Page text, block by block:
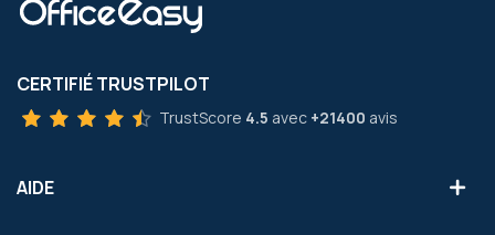
CERTIFIÉ TRUSTPILOT
TrustScore 4.5 avec +21400 avis
AIDE